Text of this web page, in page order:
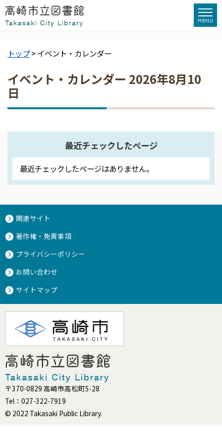
トップ> イベント・カレンダー
イベント・カレンダー 2026年8月10
日
最近チェックしたページ
最近チェックしたページはありません。
関連サイト
著作権・免責事項
プライバシーポリシー
お問い合わせ
サイトマップ
〒370-0829 高崎市高松町5-28
Tel：027-322-7919
© 2022 Takasaki Public Library.